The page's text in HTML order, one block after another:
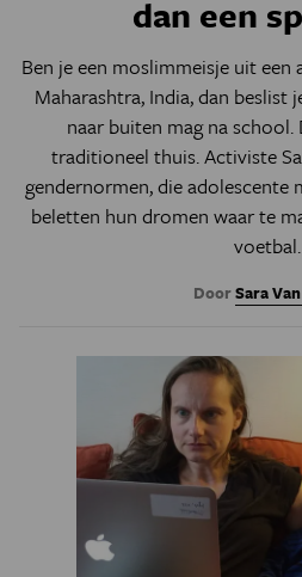
dan een
Ben je een moslimmeisje uit
Maharashtra, India, dan
naar buiten mag na school.
traditioneel thuis. Activiste
gendernormen, die adolescente
beletten hun dromen waar te
voetbal.
DoorSara